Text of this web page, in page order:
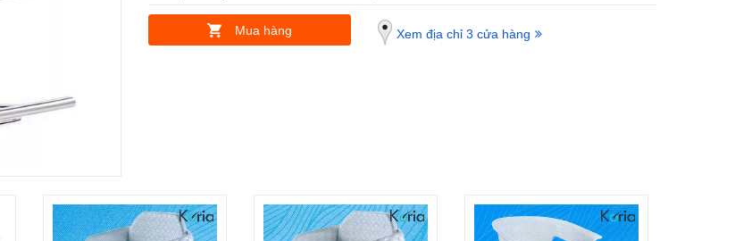
Mua hàng Xem địa chỉ 3 cửa hàng